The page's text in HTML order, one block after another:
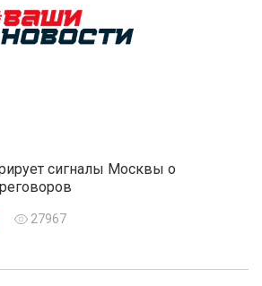
сигналы Москвы о
27967